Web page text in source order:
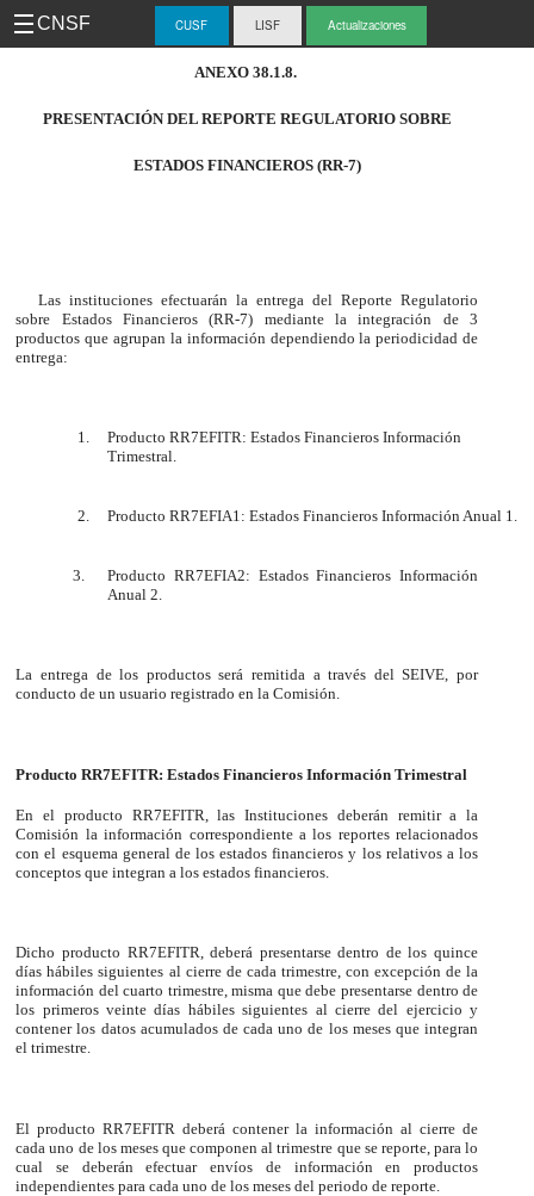
CNSF CUSF LISF Actualizaciones
ANEXO 38.1.8.
PRESENTACIÓN DEL REPORTE REGULATORIO SOBRE
ESTADOS FINANCIEROS (RR-7)
Las instituciones efectuarán la entrega del Reporte Regulatorio
sobre Estados Financieros (RR-7) mediante la integración de 3
productos que agrupan la información dependiendo la periodicidad de
entrega:
Producto RR7EFITR: Estados Financieros Información
Trimestral.
Producto RR7EFIA1: Estados Financieros Información Anual 1.
3.
Producto RR7EFIA2: Estados Financieros Información
Anual 2.
La entrega de los productos será remitida a través del SEIVE, por
conducto de un usuario registrado en la Comisión.
Producto RR7EFITR: Estados Financieros Información Trimestral
En el producto RR7EFITR, las Instituciones deberán remitir a la
Comisión la información correspondiente a los reportes relacionados
con el esquema general de los estados financieros y los relativos a los
conceptos que integran a los estados financieros.
Dicho producto RR7EFITR, deberá presentarse dentro de los quince
días hábiles siguientes al cierre de cada trimestre, con excepción de la
información del cuarto trimestre, misma que debe presentarse dentro de
los primeros veinte días hábiles siguientes al cierre del ejercicio y
contener los datos acumulados de cada uno de los meses que integran
el trimestre.
El producto RR7EFITR deberá contener la información al cierre de
cada uno de los meses que componen al trimestre que se reporte, para lo
cual se deberán efectuar envíos de información en productos
independientes para cada uno de los meses del periodo de reporte.